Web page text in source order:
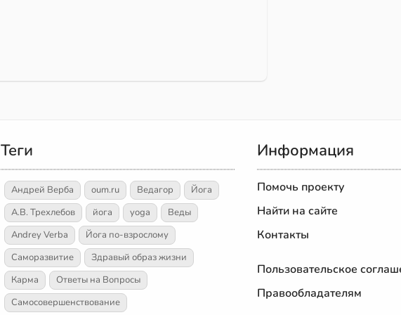
Теги
Андрей Верба oum.ru Ведагор
Йога
А.В. Трехлебов
йога yoga
Веды
Andrey Verba
Йога по-взрослому
Саморазвитие
Здравый образ жизни
Карма
Ответы на Вопросы
Самосовершенствование
Информация
Помочь проекту
Найти на сайте
Контакты
Пользовательское
Правообладателям